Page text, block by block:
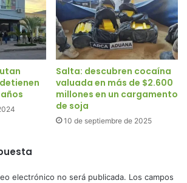
Salta: descubren cocaína
valuada en más de $2.600
millones en un cargamento
de soja
10 de septiembre de 2025
electrónico no será publicada. Los campos